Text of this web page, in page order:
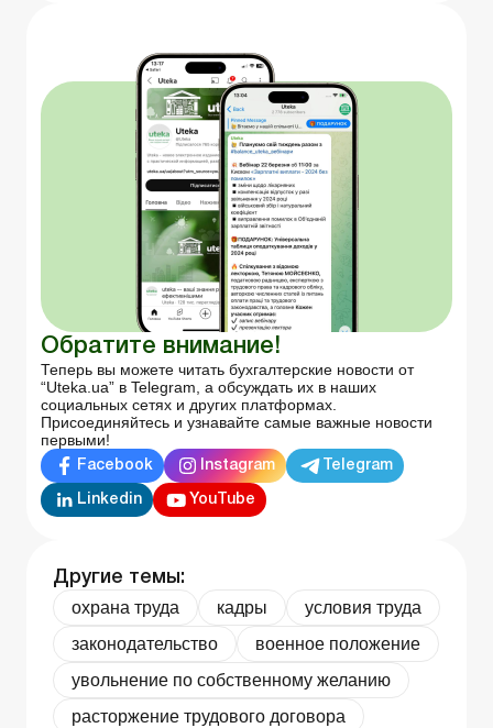
Обратите внимание!
Теперь вы можете читать бухгалтерские новости от
“Uteka.ua” в Telegram, а обсуждать их в наших
социальных сетях и других платформах.
Присоединяйтесь и узнавайте самые важные новости
первыми!
Facebook Instagram Telegram
Linkedin YouTube
Другие темы:
охрана труда кадры
условия труда
законодательство
военное положение
увольнение по собственному желанию
расторжение трудового договора